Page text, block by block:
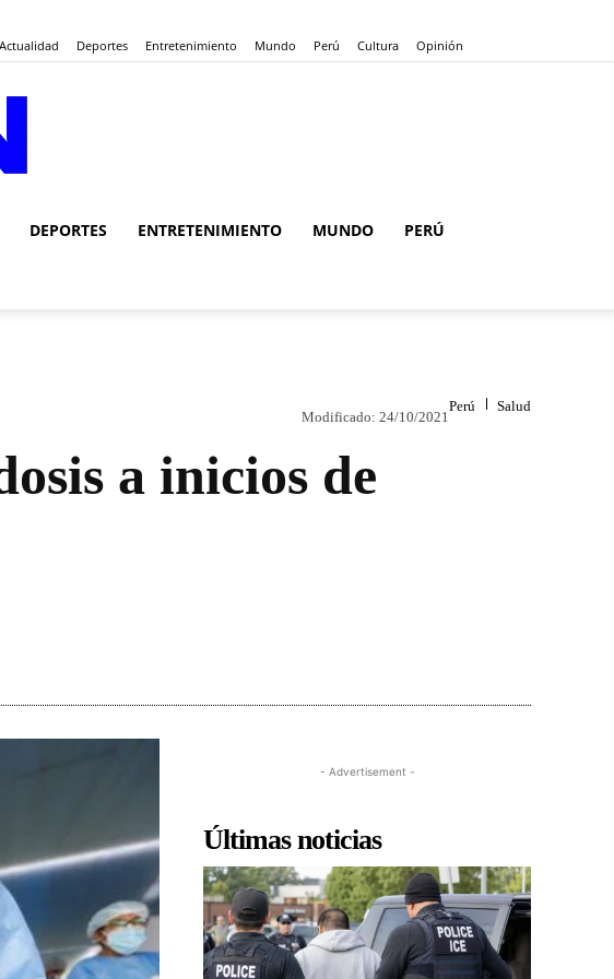
Actualidad Deportes Entretenimiento Mundo Perú Cultura Opinión
DEPORTES ENTRETENIMIENTO MUNDO PERÚ
Perú Salud
Modificado: 24/10/2021
a inicios de
- Advertisement -
Últimas noticias